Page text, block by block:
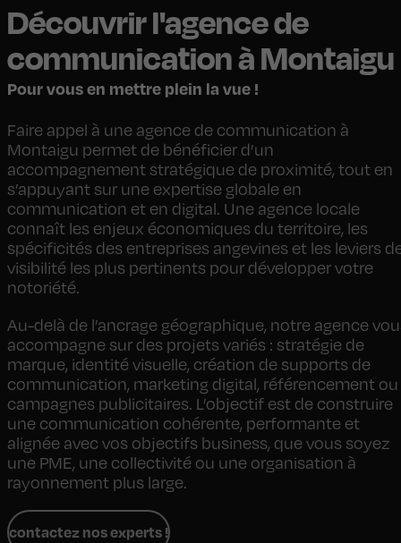
Découvrir l'agence de
communication à Montaigu
Pour vous en mettre plein la vue !
Faire appel à une agence de communication à
Montaigu permet de bénéficier d’un
accompagnement stratégique de proximité, tout en
s’appuyant sur une expertise globale en
communication et en digital. Une agence locale
connaît les enjeux économiques du territoire, les
spécificités des entreprises angevines et les leviers
visibilité les plus pertinents pour développer votre
notoriété.
Au-delà de l’ancrage géographique, notre agence
accompagne sur des projets variés : stratégie de
marque, identité visuelle, création de supports de
communication, marketing digital, référencement ou
campagnes publicitaires. L’objectif est de construire
une communication cohérente, performante et
alignée avec vos objectifs business, que vous soyez
une PME, une collectivité ou une organisation à
rayonnement plus large.
contactez nos experts !